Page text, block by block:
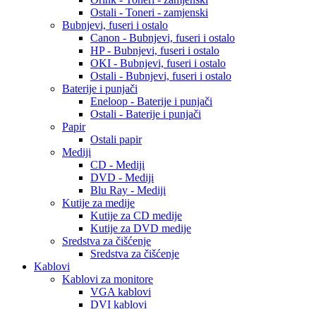
Ostali - Toneri - zamjenski
Bubnjevi, fuseri i ostalo
Canon - Bubnjevi, fuseri i ostalo
HP - Bubnjevi, fuseri i ostalo
OKI - Bubnjevi, fuseri i ostalo
Ostali - Bubnjevi, fuseri i ostalo
Baterije i punjači
Eneloop - Baterije i punjači
Ostali - Baterije i punjači
Papir
Ostali papir
Mediji
CD - Mediji
DVD - Mediji
Blu Ray - Mediji
Kutije za medije
Kutije za CD medije
Kutije za DVD medije
Sredstva za čišćenje
Sredstva za čišćenje
Kablovi
Kablovi za monitore
VGA kablovi
DVI kablovi